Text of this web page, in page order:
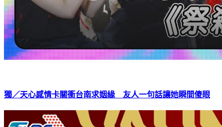
獨／天心感情卡關衝台南求姻緣 友人一句話讓她瞬間傻眼